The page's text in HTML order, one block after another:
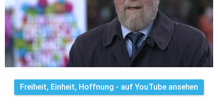
Freiheit, Einheit, Hoffnung - auf YouTube ansehen